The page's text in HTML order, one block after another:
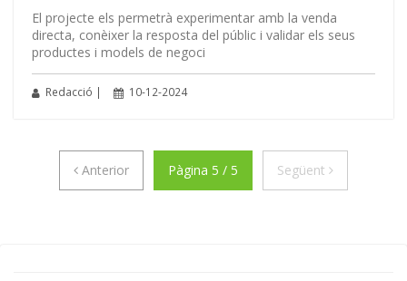
El projecte els permetrà experimentar amb la venda
directa, conèixer la resposta del públic i validar els seus
productes i models de negoci
Redacció | 10-12-2024
AnteriorAnteriorPàgina 5 / 5 Següent